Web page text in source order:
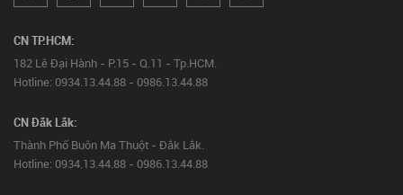
CN TP.HCM:
182 Lê Đại Hành - P.15 - Q.11 - Tp.HCM.
Hotline: 0934.13.44.88 - 0986.13.44.88
CN Đắk Lắk:
Thành Phố Buôn Ma Thuột - Đắk Lắk.
Hotline: 0934.13.44.88 - 0986.13.44.88